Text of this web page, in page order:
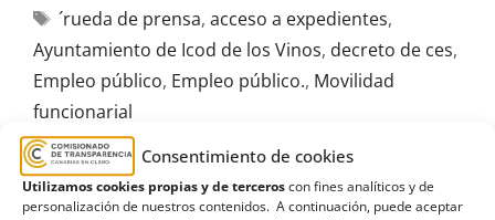
Consentimiento de cookies
Utilizamos cookies propias y de terceroscon fines analíticos y de
personalización de nuestros contenidos. A continuación, puede aceptar
´rueda de prensa, acceso a expedientes,
Ayuntamiento de Icod de los Vinos, decreto de ces,
Empleo público, Empleo público., Movilidad
funcionarial